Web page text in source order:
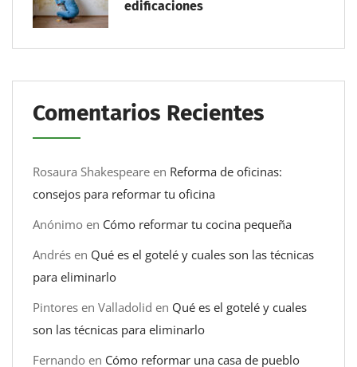
edificaciones
Comentarios Recientes
Rosaura Shakespeare en Reforma de oficinas:
consejos para reformar tu oficina
Anónimo en Cómo reformar tu cocina pequeña
Andrés en Qué es el gotelé y cuales son las técnicas
para eliminarlo
Pintores en Valladolid en Qué es el gotelé y cuales
son las técnicas para eliminarlo
Fernando en Cómo reformar una casa de pueblo